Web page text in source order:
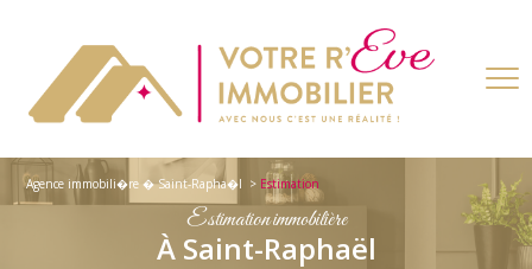
Agence immobili�re � Saint-Rapha�l Estimation
Estimation immobilière
À Saint-Raphaël